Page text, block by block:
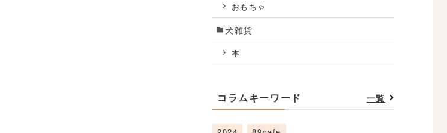
おもちゃ
犬雑貨
本
コラムキーワード 一覧